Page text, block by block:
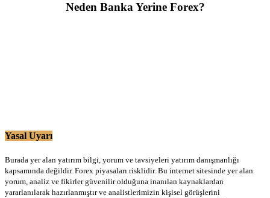
Neden Banka Yerine Forex?
Yasal Uyarı
Burada yer alan yatırım bilgi, yorum ve tavsiyeleri yatırım danışmanlığı
kapsamında değildir. Forex piyasaları risklidir. Bu internet sitesinde yer alan
yorum, analiz ve fikirler güvenilir olduğuna inanılan kaynaklardan
yararlanılarak hazırlanmıştır ve analistlerimizin kişisel görüşlerini